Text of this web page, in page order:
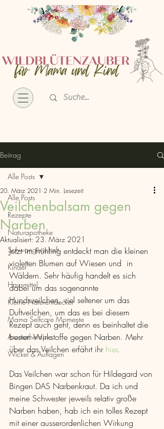
Beitrag
Alle Posts
Rezepte
Naturapotheke
Schwangerschaft
Kinder
Hausmittel
Kleine Naturentdecker
Mama Selfcare Momente
Aromatherapie
Wickel & Auflagen
Alle Posts
Veilchenbalsam gegen
Narben
20. März 2021 2 Min. Lesezeit
Aktualisiert: 23. März 2021
Jetzt im Frühling entdeckt man die kleinen
violetten Blumen auf Wiesen und  in
Wäldern. Sehr häufig handelt es sich
dabei um das sogenannte
Hundsveilchen, viel seltener um das
Duftveilchen, um das es bei diesem
Rezept auch geht, denn es beinhaltet die
besten Wirkstoffe gegen Narben. Mehr
über das Veilchen erfährt ihr hier.
Das Veilchen war schon für Hildegard von
Bingen DAS Narbenkraut. Da ich und
meine Schwester jeweils relativ große
Narben haben, hab ich ein tolles Rezept
mit einer ausserordenlichen Wirkung